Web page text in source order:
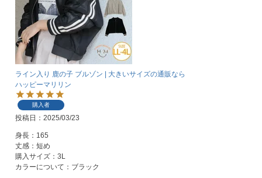
ライン入り 鹿の子 ブルゾン | 大きいサイズの通販なら
ハッピーマリリン
購入者
投稿日 2025/03/23
身長：165
丈感：短め
購入サイズ：3L
カラーについて：ブラック